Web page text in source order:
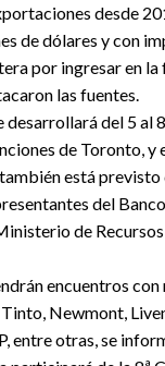
desde
de dólares y con
por ingresar en la
las fuentes.
desarrollará del 5 al
de Toronto, y
está previsto
del
de
encuentros
Tinto, Newmont,
entre otras, se